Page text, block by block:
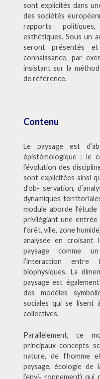
sont explicités dans
des sociétés
rapports
esthétiques. Sous un
seront présentés
connaissance, par
insistant sur la
de référence.
Contenu
Le paysage est
épistémologique : le
l’évolution des
sont explicitées ainsi
d’ob- servation,
dynamiques
module aborde
privilégiant une entrée
forêt, ville, zone
analysée en
paysage comme
l’interaction
biophysiques. La
paysage est
des modèles
sociales qui se lisent
collectives.
Parallèlement, ce
principaux concepts
nature, de l’homme
paysage, écologie de
l’envi- ronnement)